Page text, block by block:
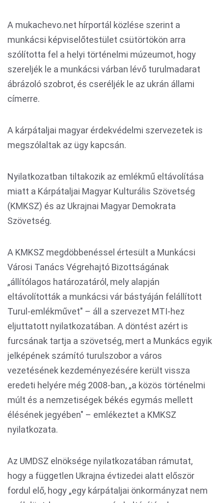
A mukachevo.net hírportál közlése szerint a
munkácsi képviselőtestület csütörtökön arra
szólította fel a helyi történelmi múzeumot, hogy
szereljék le a munkácsi várban lévő turulmadarat
ábrázoló szobrot, és cseréljék le az ukrán állami
címerre.
A kárpátaljai magyar érdekvédelmi szervezetek is
megszólaltak az ügy kapcsán.
Nyilatkozatban tiltakozik az emlékmű eltávolítása
miatt a Kárpátaljai Magyar Kulturális Szövetség
(KMKSZ) és az Ukrajnai Magyar Demokrata
Szövetség.
A KMKSZ megdöbbenéssel értesült a Munkácsi
Városi Tanács Végrehajtó Bizottságának
„állítólagos határozatáról, mely alapján
eltávolították a munkácsi vár bástyáján felállított
Turul-emlékművet" – áll a szervezet MTI-hez
eljuttatott nyilatkozatában. A döntést azért is
furcsának tartja a szövetség, mert a Munkács egyik
jelképének számító turulszobor a város
vezetésének kezdeményezésére került vissza
eredeti helyére még 2008-ban, „a közös történelmi
múlt és a nemzetiségek békés egymás mellett
élésének jegyében" – emlékeztet a KMKSZ
nyilatkozata.
Az UMDSZ elnöksége nyilatkozatában rámutat,
hogy a független Ukrajna évtizedei alatt először
fordul elő, hogy „egy kárpátaljai önkormányzat nem